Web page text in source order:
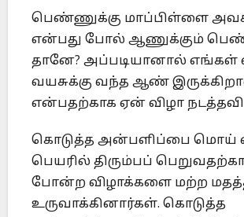
பெண்ணுக்கு மாப்பிள்ளை
என்பது போல் ஆணுக்கும்
தானே? அப்படியானால் எங்கள்
வயசுக்கு வந்த ஆண்
என்பதற்காக ஏன் விழா
கொடுத்த அன்பளிப்பை மொய்
பெயரில் திரும்பப்
போன்ற விழாக்களை மற்ற
உருவாக்கினார்கள். கொடுத்த